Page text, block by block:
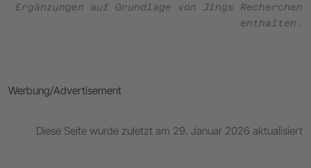
Ergänzungen auf Grundlage von Jings Recherchen
enthalten.
Werbung/Advertisement
Diese Seite wurde zuletzt am 29. Januar 2026 aktualisiert